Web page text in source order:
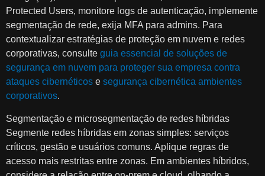
Protected Users, monitore logs de autenticação, implemente
segmentação de rede, exija MFA para admins. Para
contextualizar estratégias de proteção em nuvem e redes
corporativas, consulte guia essencial de soluções de
segurança em nuvem para proteger sua empresa contra
ataques cibernéticos e segurança cibernética ambientes
corporativos.
Segmentação e microsegmentação de redes híbridas
Segmente redes híbridas em zonas simples: serviços
críticos, gestão e usuários comuns. Aplique regras de
acesso mais restritas entre zonas. Em ambientes híbridos,